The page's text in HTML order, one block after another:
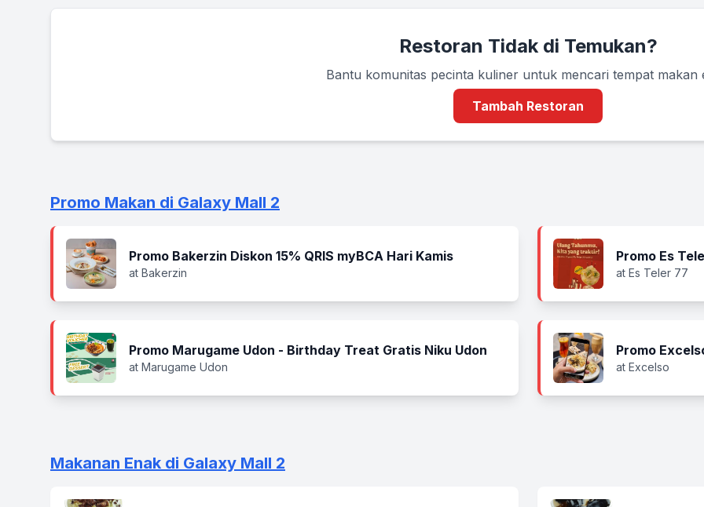
Restoran Tidak di Temukan?
Bantu komunitas pecinta kuliner untuk mencari tempat makan
Tambah Restoran
Promo Makan di Galaxy Mall 2
Promo Bakerzin Diskon 15% QRIS myBCA Hari Kamis
at Bakerzin
Promo Es
at Es Teler 77
Promo Marugame Udon - Birthday Treat Gratis Niku Udon
at Marugame Udon
Promo
at Excelso
Makanan Enak di Galaxy Mall 2